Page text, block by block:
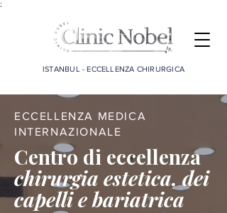
;
ISTANBUL - ECCELLENZA CHIRURGICA
ECCELLENZA MEDICA
INTERNAZIONALE
Centro di eccellenza
chirurgia estetica, dei
capelli e bariatrica